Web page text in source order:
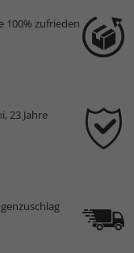
100% zufrieden
23 Jahre